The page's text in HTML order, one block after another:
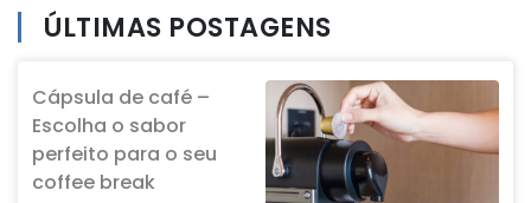
ÚLTIMAS POSTAGENS
Cápsula de café –
Escolha o sabor
perfeito para o seu
coffee break